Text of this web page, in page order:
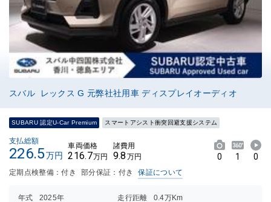
スバル レックス G 元弊社社用車 ディスプレイオーディオ
SUBARU 認定U-Car Premium スマートアシスト衝突回避支援システム
支払総額
226.5万円
車両価格
216.7万円
諸費用
9.8 万円 0 1 0
定期点検整備：付き 部分保証：付き 保証について
年式 2025年 走行距離 0.4万Km